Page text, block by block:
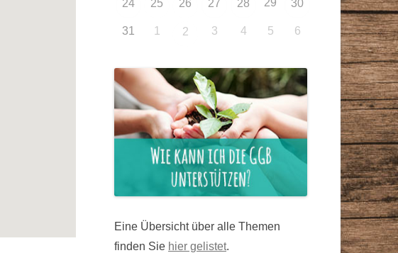
24 25 26 27 28 29 30
31 1 2 3 4 5 6
Eine Übersicht über alle Themen
finden Sie hier gelistet.